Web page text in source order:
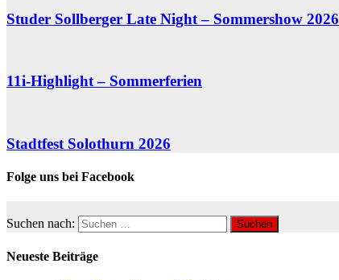
Studer Sollberger Late Night – Sommershow 2026
11i-Highlight – Sommerferien
Stadtfest Solothurn 2026
Folge uns bei Facebook
Suchen nach:
Neueste Beiträge